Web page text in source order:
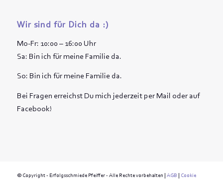
Wir sind für Dich da :)
Mo-Fr: 10:00 – 16:00 Uhr
Sa: Bin ich für meine Familie da.
So: Bin ich für meine Familie da.
Bei Fragen erreichst Du mich jederzeit per Mail oder auf
Facebook!
© Copyright - Erfolgsschmiede Pfeiffer - Alle Rechte vorbehalten | AGB Cookie